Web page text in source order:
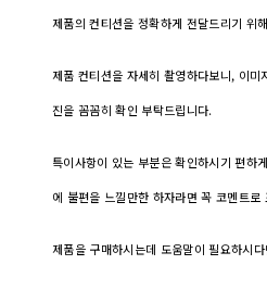
제품의 컨티션을 정확하게 전달드리기 위
제품 컨티션을 자세히 촬영하다보니, 이
진을 꼼꼼히 확인 부탁드립니다.
특이사항이 있는 부분은 확인하시기 편하
에 불편을 느낄만한 하자라면 꼭 코멘트로
제품을 구매하시는데 도움말이 필요하시